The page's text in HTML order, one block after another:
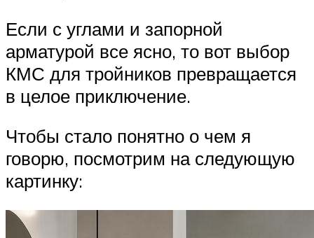
Если с углами и запорной
арматурой все ясно, то вот выбор
КМС для тройников превращается
в целое приключение.
Чтобы стало понятно о чем я
говорю, посмотрим на следующую
картинку: